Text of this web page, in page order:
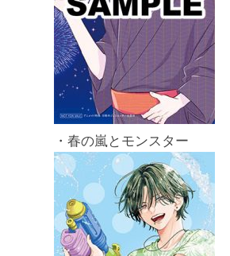
・春の嵐とモンスター